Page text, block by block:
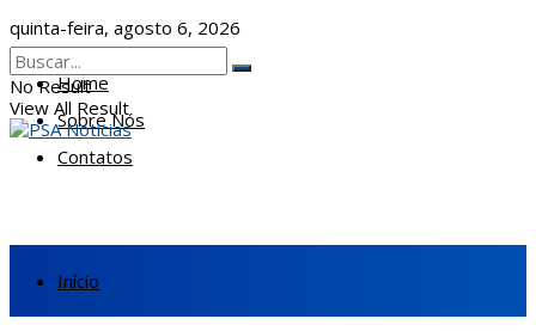
quinta-feira, agosto 6, 2026
Home
Sobre Nós
Contatos
No Result
View All Result
Início